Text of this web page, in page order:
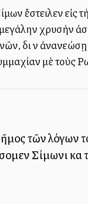
ἔστειλεν εἰς
χρυσὴν
διὰ νὰ
μὲ τοὺς
τῶν λόγων
Σίμωνι καὶ